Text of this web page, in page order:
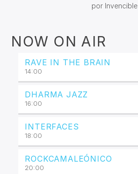
por Invencible
NOW ON AIR
RAVE IN THE BRAIN
14:00
DHARMA JAZZ
16:00
INTERFACES
18:00
ROCKCAMALEÓNICO
20:00